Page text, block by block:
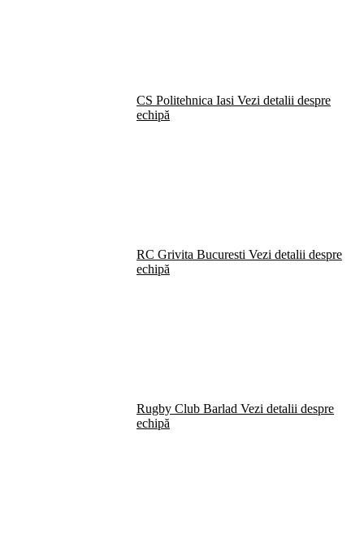
CS Politehnica Iasi Vezi detalii despre
echipă
RC Grivita Bucuresti Vezi detalii despre
echipă
Rugby Club Barlad Vezi detalii despre
echipă